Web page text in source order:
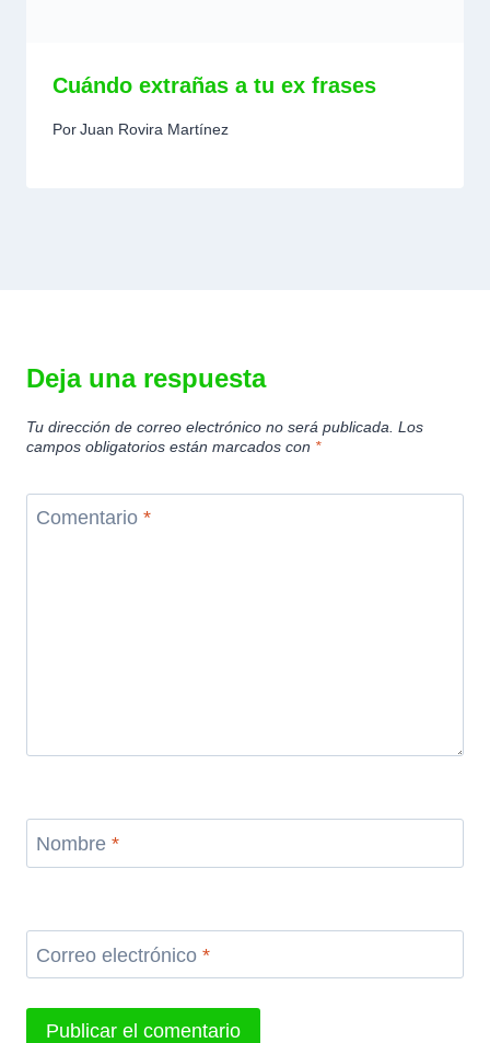
Cuándo extrañas a tu ex frases
PorJuan Rovira Martínez
Deja una respuesta
Tu dirección de correo electrónico no será publicada. Los
campos obligatorios están marcados con *
Comentario *
Nombre *
Correo electrónico *